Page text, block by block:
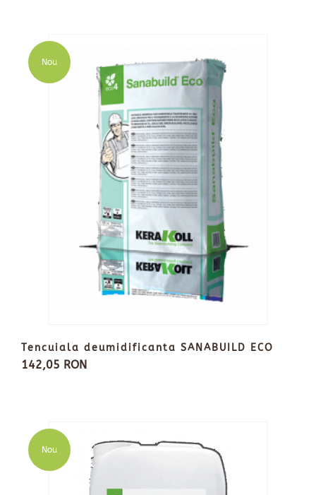
Nou
Tencuiala deumidificanta SANABUILD ECO
142,05 RON
Nou